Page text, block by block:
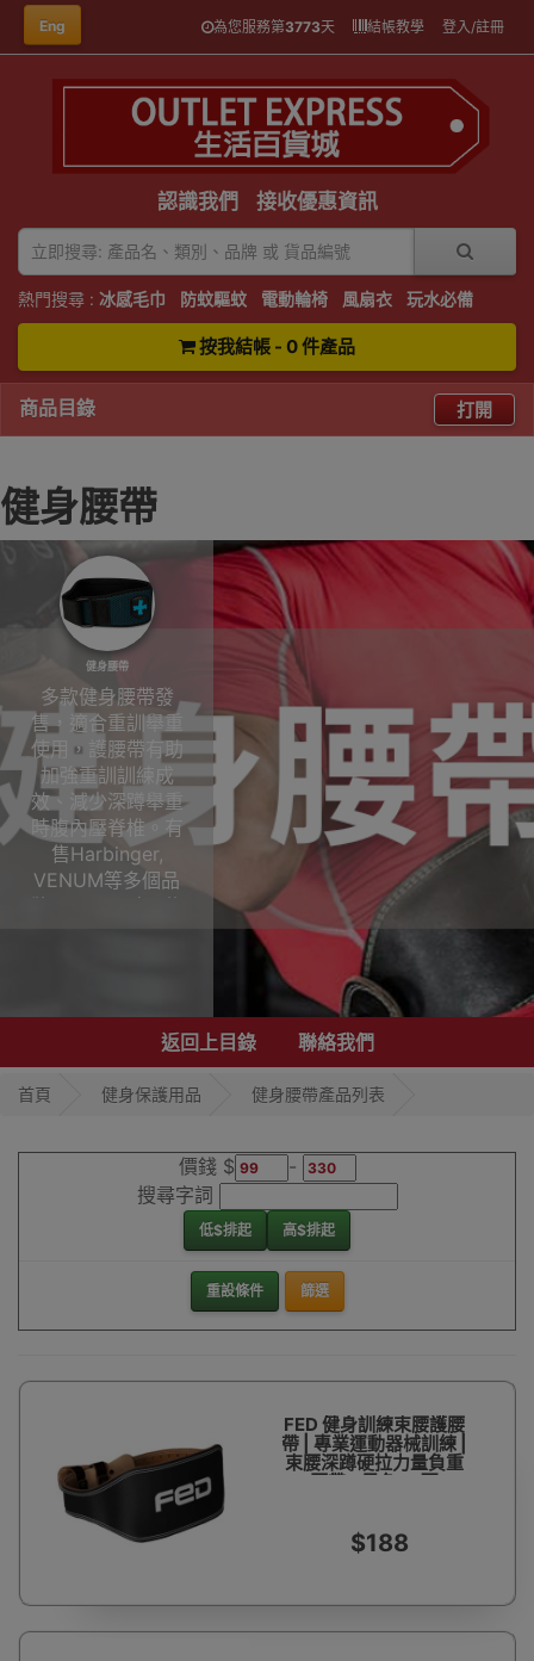
Eng 為您服務第3773天 結帳教學 登入/註冊
認識我們 接收優惠資訊
熱門搜尋 : 冰感毛巾 防蚊驅蚊 電動輪椅 風扇衣 玩水必備
按我結帳 - 0 件產品
商品目錄 打開
健身腰帶
健身腰帶
多款健身腰帶發
售，適合重訓舉重
使用，護腰帶有助
加強重訓訓練成
效、減少深蹲舉重
時腹內壓脊椎。有
售Harbinger,
VENUM等多個品
牌、不同尺寸及物
我們的重量訓練腰
帶價格優惠，歡迎
香港觀塘陳列室直
接購買! 店員樂意為
返回上目錄 聯絡我們
首頁 健身保護用品 健身腰帶產品列表
價錢 $
-
搜尋字詞
低$排起 高$排起
重設條件 篩選
FED 健身訓練束腰護腰
帶 | 專業運動器械訓練 |
束腰深蹲硬拉力量負重
腰帶 - 黑色XL碼
$188